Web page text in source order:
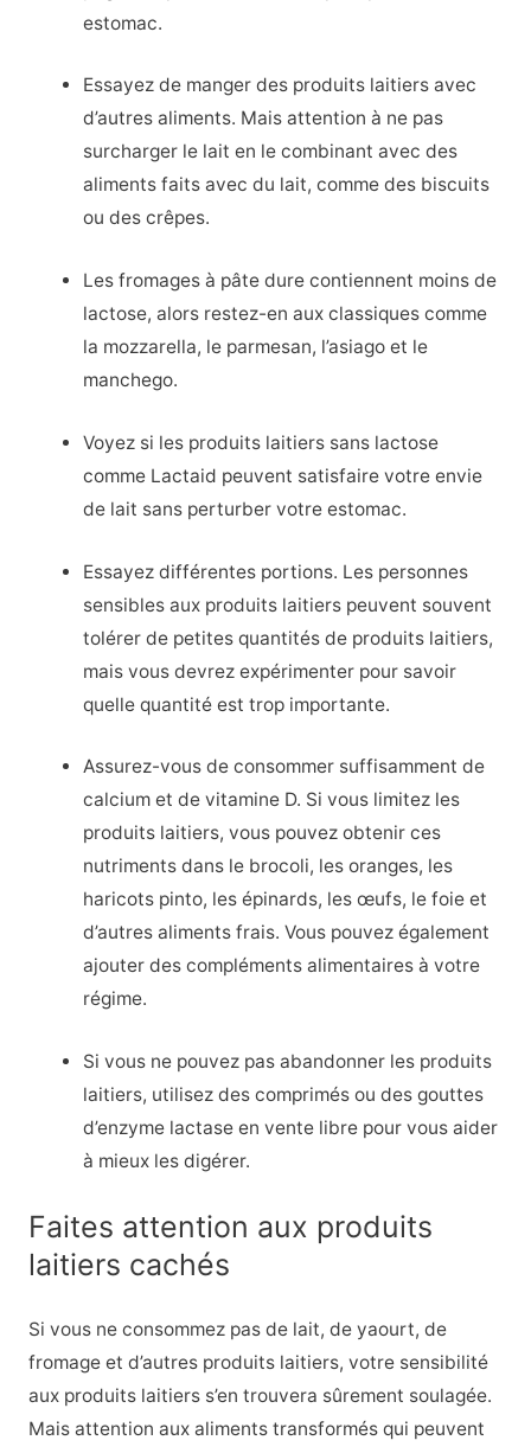
estomac.
Essayez de manger des produits laitiers avec
d’autres aliments. Mais attention à ne pas
surcharger le lait en le combinant avec des
aliments faits avec du lait, comme des biscuits
ou des crêpes.
Les fromages à pâte dure contiennent moins de
lactose, alors restez-en aux classiques comme
la mozzarella, le parmesan, l’asiago et le
manchego.
Voyez si les produits laitiers sans lactose
comme Lactaid peuvent satisfaire votre envie
de lait sans perturber votre estomac.
Essayez différentes portions. Les personnes
sensibles aux produits laitiers peuvent souvent
tolérer de petites quantités de produits laitiers,
mais vous devrez expérimenter pour savoir
quelle quantité est trop importante.
Assurez-vous de consommer suffisamment de
calcium et de vitamine D. Si vous limitez les
produits laitiers, vous pouvez obtenir ces
nutriments dans le brocoli, les oranges, les
haricots pinto, les épinards, les œufs, le foie et
d’autres aliments frais. Vous pouvez également
ajouter des compléments alimentaires à votre
régime.
Si vous ne pouvez pas abandonner les produits
laitiers, utilisez des comprimés ou des gouttes
d’enzyme lactase en vente libre pour vous aider
à mieux les digérer.
Faites attention aux produits
laitiers cachés
Si vous ne consommez pas de lait, de yaourt, de
fromage et d’autres produits laitiers, votre sensibilité
aux produits laitiers s’en trouvera sûrement soulagée.
Mais attention aux aliments transformés qui peuvent